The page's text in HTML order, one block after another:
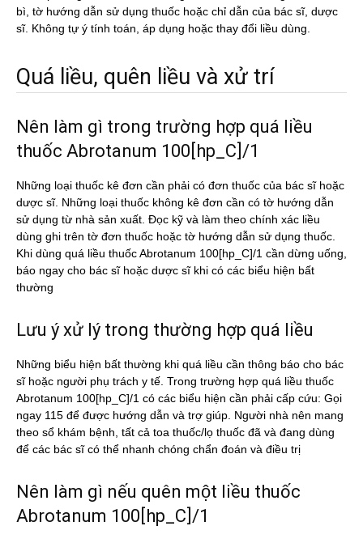
bì, tờ hướng dẫn sử dụng thuốc hoặc chỉ dẫn của bác sĩ, dược
sĩ. Không tự ý tính toán, áp dụng hoặc thay đổi liều dùng.
Quá liều, quên liều và xử trí
Nên làm gì trong trường hợp quá liều
thuốc Abrotanum 100[hp_C]/1
Những loại thuốc kê đơn cần phải có đơn thuốc của bác sĩ hoặc
dược sĩ. Những loại thuốc không kê đơn cần có tờ hướng dẫn
sử dụng từ nhà sản xuất. Đọc kỹ và làm theo chính xác liều
dùng ghi trên tờ đơn thuốc hoặc tờ hướng dẫn sử dụng thuốc.
Khi dùng quá liều thuốc Abrotanum 100[hp_C]/1 cần dừng uống,
báo ngay cho bác sĩ hoặc dược sĩ khi có các biểu hiện bất
thường
Lưu ý xử lý trong thường hợp quá liều
Những biểu hiện bất thường khi quá liều cần thông báo cho bác
sĩ hoặc người phụ trách y tế. Trong trường hợp quá liều thuốc
Abrotanum 100[hp_C]/1 có các biểu hiện cần phải cấp cứu: Gọi
ngay 115 để được hướng dẫn và trợ giúp. Người nhà nên mang
theo sổ khám bệnh, tất cả toa thuốc/lọ thuốc đã và đang dùng
để các bác sĩ có thể nhanh chóng chẩn đoán và điều trị
Nên làm gì nếu quên một liều thuốc
Abrotanum 100[hp_C]/1